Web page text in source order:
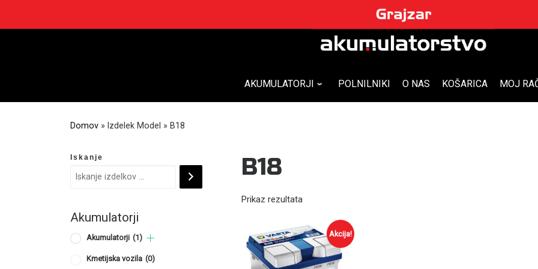
AKUMULATORJI POLNILNIKI O NAS KOŠARICA MOJ
Domov » Izdelek Model » B18
B18
Prikaz rezultata
Akcija!
Iskanje
Akumulatorji
Akumulatorji (1)
Kmetijska vozila (0)